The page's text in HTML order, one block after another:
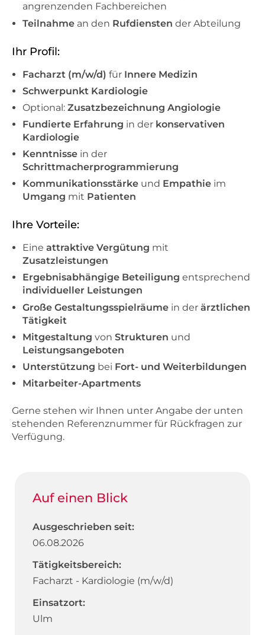
angrenzenden Fachbereichen
Teilnahme an den Rufdiensten der Abteilung
Ihr Profil:
Facharzt (m/w/d) für Innere Medizin
Schwerpunkt Kardiologie
Optional: Zusatzbezeichnung Angiologie
Fundierte Erfahrung in der konservativen
Kardiologie
Kenntnisse in der
Schrittmacherprogrammierung
Kommunikationsstärke und Empathie im
Umgang mit Patienten
Ihre Vorteile:
Eine attraktive Vergütung mit
Zusatzleistungen
Ergebnisabhängige Beteiligung entsprechend
individueller Leistungen
Große Gestaltungsspielräume in der ärztlichen
Tätigkeit
Mitgestaltung von Strukturen und
Leistungsangeboten
Unterstützung bei Fort- und Weiterbildungen
Mitarbeiter-Apartments
Gerne stehen wir Ihnen unter Angabe der unten
stehenden Referenznummer für Rückfragen zur
Verfügung.
Auf einen Blick
Ausgeschrieben seit:
06.08.2026
Tätigkeitsbereich:
Facharzt - Kardiologie (m/w/d)
Einsatzort:
Ulm